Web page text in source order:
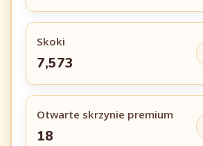
Skoki
7,573
Otwarte skrzynie premium
18